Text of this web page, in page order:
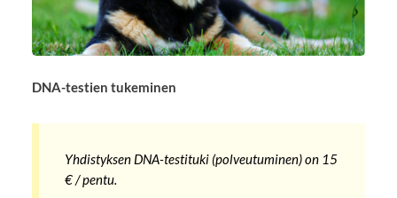
DNA-testien tukeminen
Yhdistyksen DNA-testituki (polveutuminen) on 15
€ / pentu.